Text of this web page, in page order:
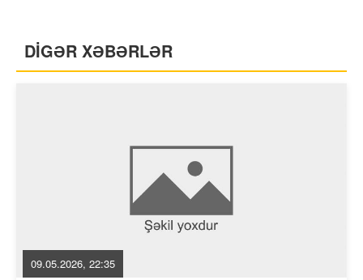
DİGƏR XƏBƏRLƏR
09.05.2026, 22:35